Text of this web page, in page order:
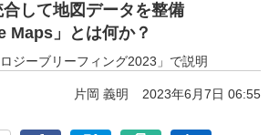
して地図データを整備
」とは何か？
ロジーブリーフィング2023」で説明
片岡 義明 2023年6月7日 06:55